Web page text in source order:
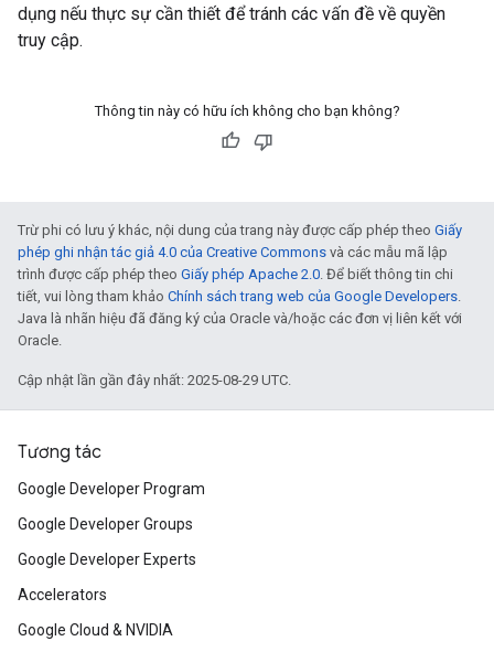
dụng nếu thực sự cần thiết để tránh các vấn đề về quyền
truy cập.
Thông tin này có hữu ích không cho bạn không?
Trừ phi có lưu ý khác, nội dung của trang này được cấp phép theo Giấy
phép ghi nhận tác giả 4.0 của Creative Commons và các mẫu mã lập
trình được cấp phép theo Giấy phép Apache 2.0. Để biết thông tin chi
tiết, vui lòng tham khảo Chính sách trang web của Google Developers.
Java là nhãn hiệu đã đăng ký của Oracle và/hoặc các đơn vị liên kết với
Oracle.
Cập nhật lần gần đây nhất: 2025-08-29 UTC.
Tương tác
Google Developer Program
Google Developer Groups
Google Developer Experts
Accelerators
Google Cloud & NVIDIA